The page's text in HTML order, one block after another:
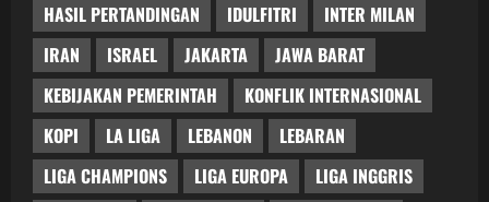
HASIL PERTANDINGAN
IDULFITRI
INTER MILAN
IRAN
ISRAEL JAKARTA
JAWA BARAT
KEBIJAKAN PEMERINTAH
KONFLIK INTERNASIONAL
KOPI
LA LIGA LEBANON
LEBARAN
LIGA CHAMPIONS
LIGA EUROPA
LIGA INGGRIS